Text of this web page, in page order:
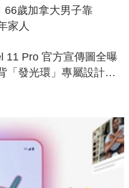
66歲加拿大男子靠
家人
11 Pro 官方宣傳圖全曝
「發光環」專屬設計、
戰攝影極限